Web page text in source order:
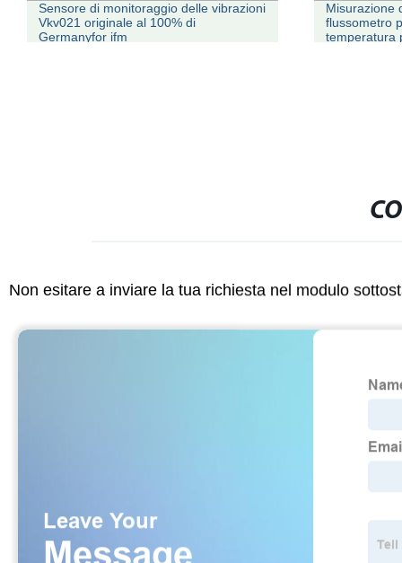
Sensore di monitoraggio delle vibrazioni
Vkv021 originale al 100% di
Germanyfor ifm
Misurazione
flussometro
temperatura
Non esitare a inviare la tua richiesta nel modulo